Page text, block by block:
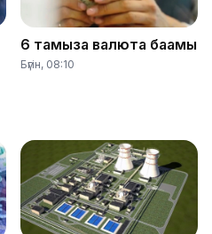
6 тамызға валюта бағамы
Бүгін, 08:10